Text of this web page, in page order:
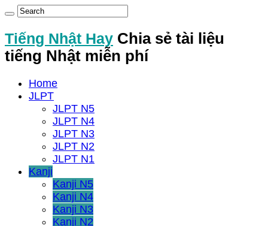
Tiếng Nhật Hay Chia sẻ tài liệu
tiếng Nhật miễn phí
Home
JLPT
JLPT N5
JLPT N4
JLPT N3
JLPT N2
JLPT N1
Kanji
Kanji N5
Kanji N4
Kanji N3
Kanji N2